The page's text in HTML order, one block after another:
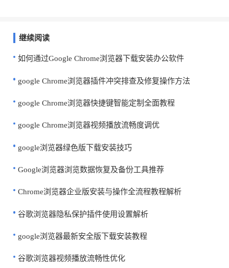
继续阅读
如何通过Google Chrome浏览器下载安装办公软件
google Chrome浏览器插件冲突排查及修复操作方法
google Chrome浏览器快捷键智能定制全面教程
google Chrome浏览器视频播放流畅度调优
google浏览器绿色版下载安装技巧
Google浏览器浏览数据恢复及备份工具推荐
Chrome浏览器企业版安装与操作全流程教程解析
谷歌浏览器隐私保护插件使用设置解析
google浏览器最新安全版下载安装教程
谷歌浏览器视频播放流畅性优化